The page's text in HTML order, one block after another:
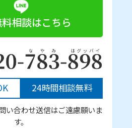
相談はこちら
24時間相談無料
い合わせ送信はご遠慮願いま
す。